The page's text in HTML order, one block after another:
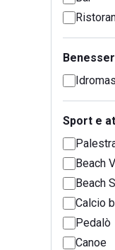
Sport e
Beach
Beach
Calcio
Pedalò
Canoe